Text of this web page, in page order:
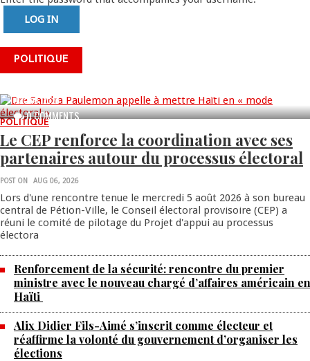
POLITIQUE
0 COMMENTS
Dre Sandra Paulemon appelle à mettre
Haïti en « mode électoral » à travers
une vaste campagne nationale de
AUG 06, 2026
POLITIQUE
Le CEP renforce la coordination avec ses
partenaires autour du processus électoral
POST ON AUG 06, 2026
Lors d'une rencontre tenue le mercredi 5 août 2026 à son bureau
central de Pétion-Ville, le Conseil électoral provisoire (CEP) a
réuni le comité de pilotage du Projet d'appui au processus
électora
Renforcement de la sécurité: rencontre du premier
ministre avec le nouveau chargé d’affaires américain en
Haïti
Alix Didier Fils-Aimé s’inscrit comme électeur et
réaffirme la volonté du gouvernement d’organiser les
élections